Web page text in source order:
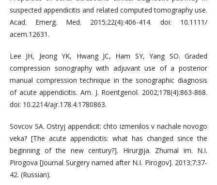
suspected appendicitis and related computed tomography use.
Acad. Emerg. Med. 2015;22(4):406-414. doi: 10.1111/
acem.12631.
Lee JH, Jeong YK, Hwang JC, Ham SY, Yang SO. Graded
compression sonography with adjuvant use of a posterior
manual compression technique in the sonographic diagnosis
of acute appendicitis. Am. J. Roentgenol. 2002;178(4):863-868.
doi: 10.2214/ajr.178.4.1780863.
Sovcov SA. Ostryj appendicit: chto izmenilos v nachale novogo
veka? [The acute appendicitis: what has changed since the
beginning of the new century?]. Hirurgija. Zhurnal im. N.I.
Pirogova [Journal Surgery named after N.I. Pirogov]. 2013;7:37-
42. (Russian).